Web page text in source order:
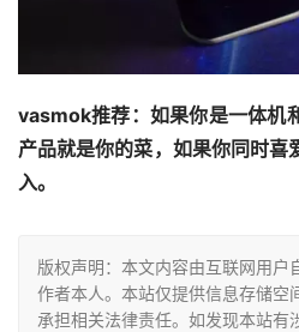
vasmok推荐： 如果你是一体机
产品就是你的菜，如果你同时喜
入。
版权声明：本文内容由互联网用户
作者本人。本站仅提供信息存储空
承担相关法律责任。如发现本站有